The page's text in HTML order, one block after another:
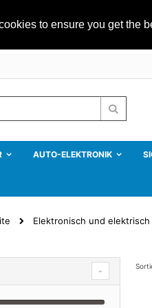
to ensure you get the
Suche
AUTO-ELEKTRONIK
Elektronisch und elektrisch